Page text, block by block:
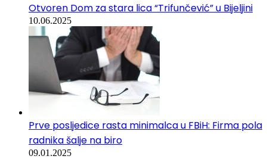
Otvoren Dom za stara lica “Trifunčević” u Bijeljini
10.06.2025
Prve posljedice rasta minimalca u FBiH: Firma pola
radnika šalje na biro
09.01.2025